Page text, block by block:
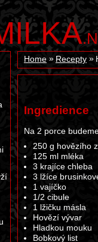
Home Recepty
Ingredience
Na 2 porce
250 g hovězího
125 ml mléka
3 krajíce chleba
3 lžíce
1 vajíčko
1/2 cibule
1 lžičku másla
Hovězí vývar
Hladkou mouku
Bobkový list